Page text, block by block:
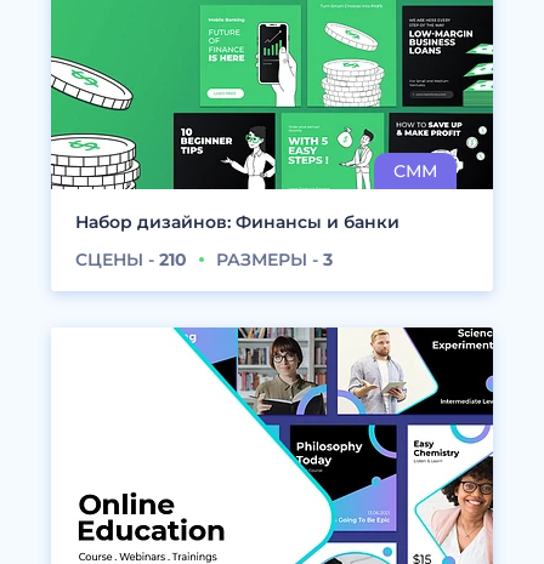
Набор дизайнов: Финансы и банки
СЦЕНЫ - 210 РАЗМЕРЫ - 3